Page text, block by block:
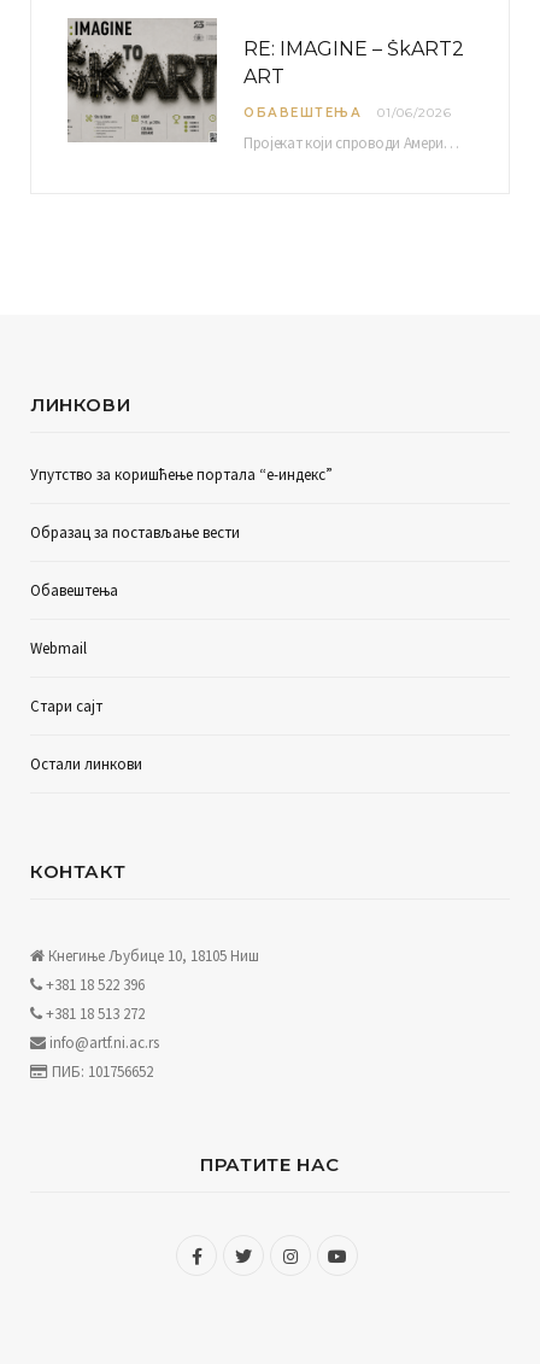
RE: IMAGINE – ŠkART2
ART
ОБАВЕШТЕЊА 01/06/2026
Пројекат који спроводи Америчка привредна комора уз подршку компаније Philip Morris International, са циљем повезивања…
ЛИНКОВИ
Упутство за коришћење портала “е-индекс”
Образац за постављање вести
Обавештења
Webmail
Стари сајт
Остали линкови
КОНТАКТ
Кнегиње Љубице 10, 18105 Ниш
+381 18 522 396
+381 18 513 272
info@artf.ni.ac.rs
ПИБ: 101756652
ПРАТИТЕ НАС
F
T
I